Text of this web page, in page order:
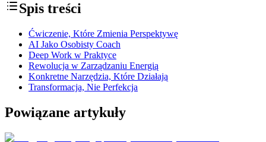
Spis treści
Ćwiczenie, Które Zmienia Perspektywę
AI Jako Osobisty Coach
Deep Work w Praktyce
Rewolucja w Zarządzaniu Energią
Konkretne Narzędzia, Które Działają
Transformacja, Nie Perfekcja
Powiązane artykuły